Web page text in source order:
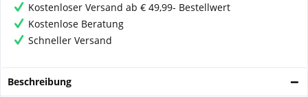
Kostenloser Versand ab € 49,99- Bestellwert
Kostenlose Beratung
Schneller Versand
Beschreibung